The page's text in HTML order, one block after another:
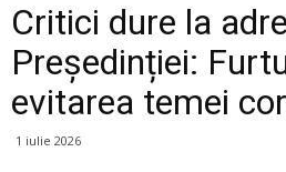
Critici dure la
Președinției:
evitarea temei
1 iulie 2026